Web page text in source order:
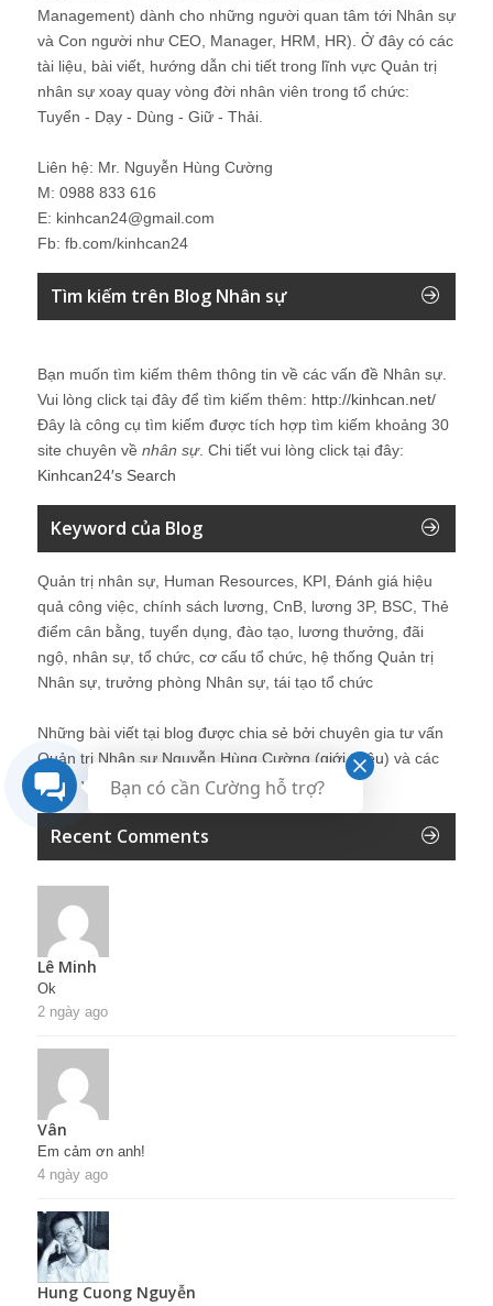
Management) dành cho những người quan tâm tới Nhân sự
và Con người như CEO, Manager, HRM, HR). Ở đây có các
tài liệu, bài viết, hướng dẫn chi tiết trong lĩnh vực Quản trị
nhân sự xoay quay vòng đời nhân viên trong tổ chức:
Tuyển - Dạy - Dùng - Giữ - Thải.
Liên hệ: Mr. Nguyễn Hùng Cường
M: 0988 833 616
E: kinhcan24@gmail.com
Fb: fb.com/kinhcan24
Tìm kiếm trên Blog Nhân sự
Bạn muốn tìm kiếm thêm thông tin về các vấn đề Nhân sự
Vui lòng click tại đây để tìm kiếm thêm: http://kinhcan.net/
Đây là công cụ tìm kiếm được tích hợp tìm kiếm khoảng 30
site chuyên về nhân sự. Chi tiết vui lòng click tại đây:
Kinhcan24′s Search
Keyword của Blog
Quản trị nhân sự, Human Resources, KPI, Đánh giá hiệu
quả công việc, chính sách lương, CnB, lương 3P, BSC, Thẻ
điểm cân bằng, tuyển dụng, đào tạo, lương thưởng, đãi
ngộ, nhân sự, tổ chức, cơ cấu tổ chức, hệ thống Quản trị
Nhân sự, trưởng phòng Nhân sự, tái tạo tổ chức
Những bài viết tại blog được chia sẻ bởi chuyên gia tư vấn
Quản trị Nhân sự Nguyễn Hùng Cường (giới thiệu) và các
thành viên khác trong cộng đồng Nhân sự.
Recent Comments
Lê Minh
Ok
2 ngày ago
Vân
Em cảm ơn anh!
4 ngày ago
Hung Cuong Nguyễn
Bạn có cần Cường hỗ trợ?